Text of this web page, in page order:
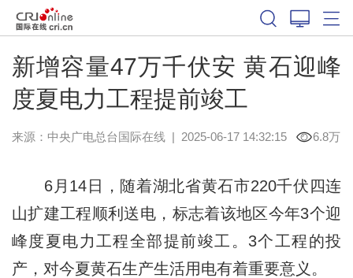
新增容量47万千伏安 黄石迎峰
度夏电力工程提前竣工
来源：中央广电总台国际在线| 2025-06-17 14:32:15 6.8万
6月14日，随着湖北省黄石市220千伏四连
山扩建工程顺利送电，标志着该地区今年3个迎
峰度夏电力工程全部提前竣工。3个工程的投
产，对今夏黄石生产生活用电有着重要意义。